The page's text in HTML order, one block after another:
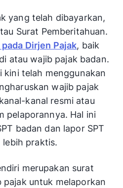
yang telah dibayarkan,
Surat Pemberitahuan.
Dirjen Pajak, baik
atau wajib pajak badan.
kini telah menggunakan
wajib pajak
kanal resmi atau
pelaporannya. Hal ini
badan dan lapor SPT
lebih praktis.
merupakan surat
untuk melaporkan